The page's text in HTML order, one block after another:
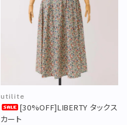
utilite
[30%OFF]LIBERTY タックス
カート